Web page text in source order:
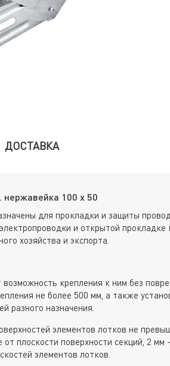
ДОСТАВКА
нержавейка 100 х 50
для прокладки и защиты
и открытой прокладке
хозяйства и экспорта.
возможность крепления к ним без
не более 500 мм, а также
разного назначения.
элементов лотков не
плоскости поверхности секций, 2 мм
элементов лотков.